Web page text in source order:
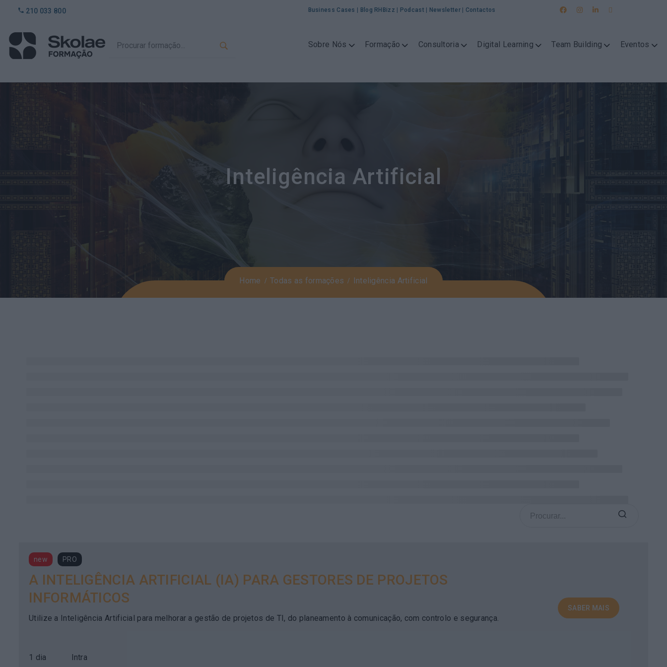
210 033 800 Business Cases Blog RHBizz Podcast Newsletter| Contactos
Sobre Nós Formação Consultoria Digital Learning Team Building Eventos
Inteligência Artificial
Home Todas as formações Inteligência Artificial
new PRO
A INTELIGÊNCIA ARTIFICIAL (IA) PARA GESTORES DE PROJETOS
INFORMÁTICOS
Utilize a Inteligência Artificial para melhorar a gestão de projetos de TI, do planeamento à comunicação, com controlo e segurança.
1 dia Intra
SABER MAIS